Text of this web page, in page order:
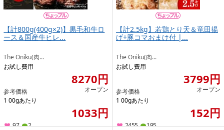
【計800g(400g×2)】黒毛和牛ロ
ース＆国産牛ヒレ...
The Oniku(肉...
お試し費用
8270円
参考価格
オープン
1 00gあたり
1033円
97 2
【計2.5kg】若鶏とり天＆竜田揚
げ+豚コマおまけ付 |...
The Oniku(肉...
お試し費用
3799円
参考価格
オープン
1 00gあたり
152円
2455 195